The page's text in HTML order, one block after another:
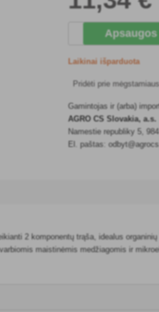
Laikinai išparduota
Pridėti prie
Gamintojas ir (arba)
AGRO CS Slovakia, a.s.
Namestie republiky 5,
El. paštas:
2 komponentų trąša, idealus
maistinėmis medžiagomis ir